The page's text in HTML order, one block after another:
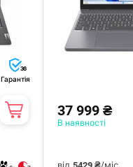
36
Гарантія
37 999 ₴
В наявності